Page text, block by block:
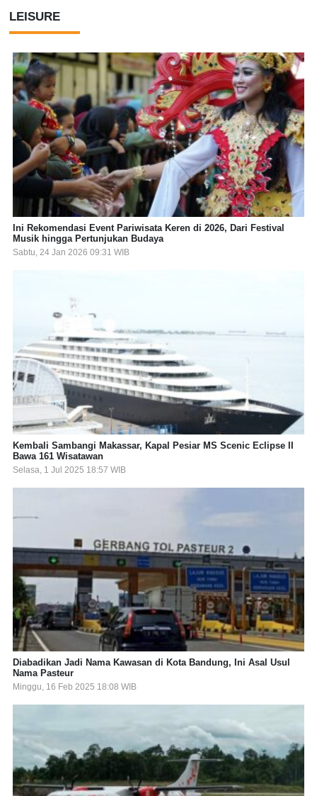
LEISURE
Ini Rekomendasi Event Pariwisata Keren di 2026, Dari Festival
Musik hingga Pertunjukan Budaya
Sabtu, 24 Jan 2026 09:31 WIB
Kembali Sambangi Makassar, Kapal Pesiar MS Scenic Eclipse II
Bawa 161 Wisatawan
Selasa, 1 Jul 2025 18:57 WIB
Diabadikan Jadi Nama Kawasan di Kota Bandung, Ini Asal Usul
Nama Pasteur
Minggu, 16 Feb 2025 18:08 WIB